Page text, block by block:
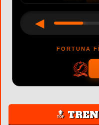
◀
FORTUNA
🔝